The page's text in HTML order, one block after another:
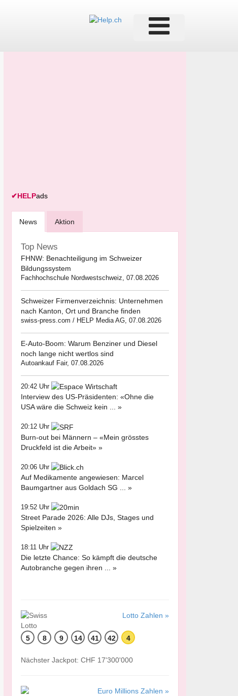
✔HELPads
News Aktion
Top News
FHNW: Benachteiligung im Schweizer
Bildungssystem
Fachhochschule Nordwestschweiz, 07.08.2026
Schweizer Firmenverzeichnis: Unternehmen
nach Kanton, Ort und Branche finden
swiss-press.com / HELP Media AG, 07.08.2026
E-Auto-Boom: Warum Benziner und Diesel
noch lange nicht wertlos sind
Autoankauf Fair, 07.08.2026
20:42 Uhr
Interview des US-Präsidenten: «Ohne die
USA wäre die Schweiz kein ... »
20:12 Uhr
Burn-out bei Männern – «Mein grösstes
Druckfeld ist die Arbeit» »
20:06 Uhr
Auf Medikamente angewiesen: Marcel
Baumgartner aus Goldach SG ... »
19:52 Uhr
Street Parade 2026: Alle DJs, Stages und
Spielzeiten »
18:11 Uhr
Die letzte Chance: So kämpft die deutsche
Autobranche gegen ihren ... »
Lotto Zahlen »
5 8 9 14 41 42 4
Nächster Jackpot: CHF 17'300'000
Euro Millions Zahlen »